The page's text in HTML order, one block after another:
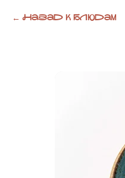
Назад к блюдам